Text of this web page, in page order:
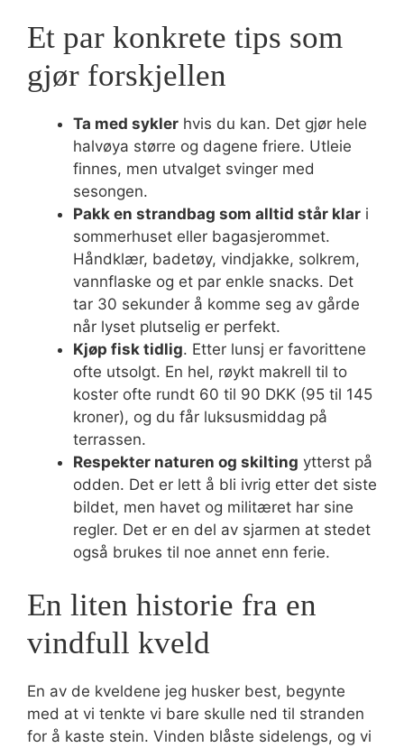
Et par konkrete tips som
gjør forskjellen
Ta med sykler hvis du kan. Det gjør hele
halvøya større og dagene friere. Utleie
finnes, men utvalget svinger med
sesongen.
Pakk en strandbag som alltid står klar i
sommerhuset eller bagasjerommet.
Håndklær, badetøy, vindjakke, solkrem,
vannflaske og et par enkle snacks. Det
tar 30 sekunder å komme seg av gårde
når lyset plutselig er perfekt.
Kjøp fisk tidlig. Etter lunsj er favorittene
ofte utsolgt. En hel, røykt makrell til to
koster ofte rundt 60 til 90 DKK (95 til 145
kroner), og du får luksusmiddag på
terrassen.
Respekter naturen og skilting ytterst på
odden. Det er lett å bli ivrig etter det siste
bildet, men havet og militæret har sine
regler. Det er en del av sjarmen at stedet
også brukes til noe annet enn ferie.
En liten historie fra en
vindfull kveld
En av de kveldene jeg husker best, begynte
med at vi tenkte vi bare skulle ned til stranden
for å kaste stein. Vinden blåste sidelengs, og vi